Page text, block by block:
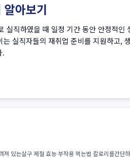
아보기
실직하였을 때 일정 기간 동안 안정적인
실직자들의 재취업 준비를 지원하고,
.
있는살구 제철 효능 부작용 먹는법 칼로리를간